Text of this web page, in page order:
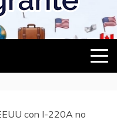
MIGRANTES
con I-220A no